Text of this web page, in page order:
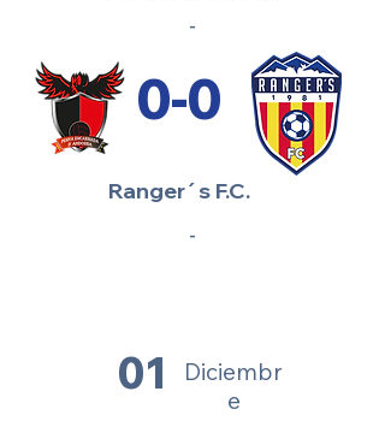
-
0-0
Ranger´s F.C.
-
01
Diciembr
e